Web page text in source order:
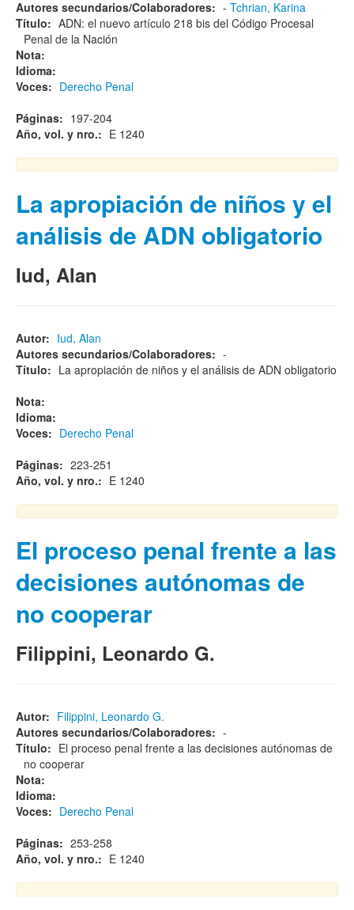
Autores secundarios/Colaboradores: - Tchrian, Karina
Título: ADN: el nuevo artículo 218 bis del Código Procesal
Penal de la Nación
Nota:
Idioma:
Voces: Derecho Penal
Páginas: 197-204
Año, vol. y nro.: E 1240
La apropiación de niños y el
análisis de ADN obligatorio
Iud, Alan
Autor: Iud, Alan
Autores secundarios/Colaboradores: -
Título: La apropiación de niños y el análisis de ADN obligatorio
Nota:
Idioma:
Voces: Derecho Penal
Páginas: 223-251
Año, vol. y nro.: E 1240
El proceso penal frente a las
decisiones autónomas de
no cooperar
Filippini, Leonardo G.
Autor: Filippini, Leonardo G.
Autores secundarios/Colaboradores: -
Título: El proceso penal frente a las decisiones autónomas de
no cooperar
Nota:
Idioma:
Voces: Derecho Penal
Páginas: 253-258
Año, vol. y nro.: E 1240